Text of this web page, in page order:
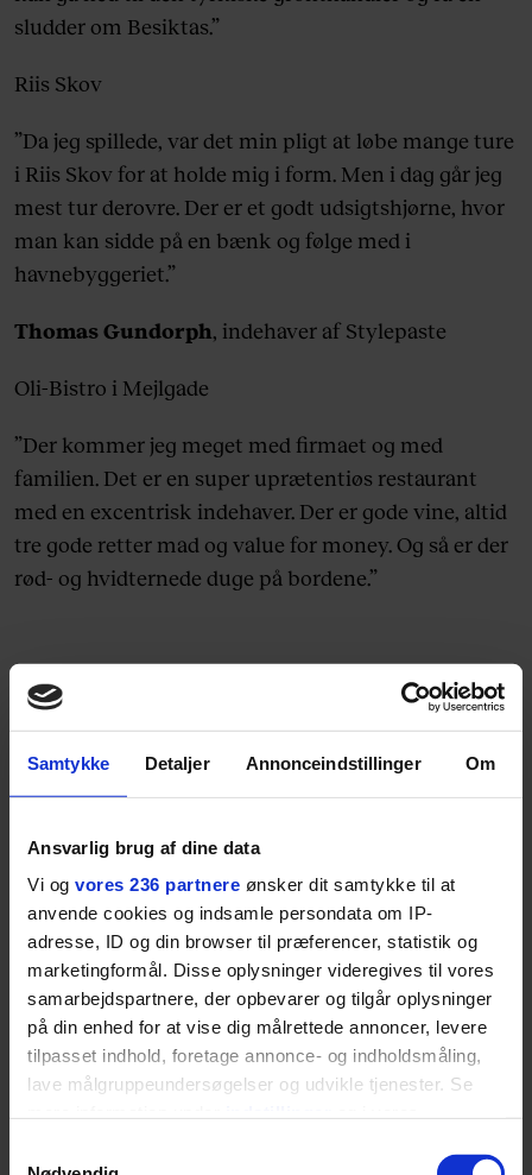
Samtykke Detaljer Annonceindstillinger Om
Ansvarlig brug af dine data
Vi og vores 236 partnere ønsker dit samtykke til at
anvende cookies og indsamle persondata om IP-
adresse, ID og din browser til præferencer, statistik og
marketingformål. Disse oplysninger videregives til vores
samarbejdspartnere, der opbevarer og tilgår oplysninger
på din enhed for at vise dig målrettede annoncer, levere
tilpasset indhold, foretage annonce- og indholdsmåling,
lave målgruppeundersøgelser og udvikle tjenester. Se
tilbage eller ændre indstillinger fra vores
sludder om Besiktas.”
Riis Skov
”Da jeg spillede, var det min pligt at løbe mange ture
i Riis Skov for at holde mig i form. Men i dag går jeg
mest tur derovre. Der er et godt udsigtshjørne, hvor
man kan sidde på en bænk og følge med i
havnebyggeriet.”
Thomas Gundorph, indehaver af Stylepaste
Oli-Bistro i Mejlgade
”Der kommer jeg meget med firmaet og med
familien. Det er en super uprætentiøs restaurant
med en excentrisk indehaver. Der er gode vine, altid
tre gode retter mad og value for money. Og så er der
rød- og hvidternede duge på bordene.”
Latinerkvarteret
”Det er et af de mest internationale handelsområder
i hele Danmark med en bred vifte af butikker og
gode restauranter. Det er et kvarter, der er opstået
organisk, og det kan man mærke.”
Den Permanente Badeanstalt
har oplevet. Super velholdt. Og så har de en